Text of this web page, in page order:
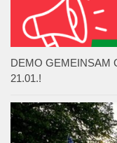
DEMO GEMEINSAM
21.01.!